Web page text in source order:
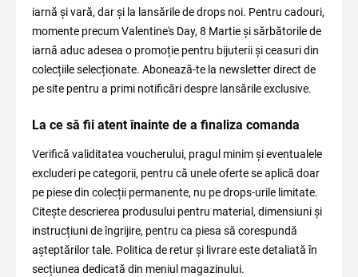
iarnă și vară, dar și la lansările de drops noi. Pentru cadouri,
momente precum Valentine's Day, 8 Martie și sărbătorile de
iarnă aduc adesea o promoție pentru bijuterii și ceasuri din
colecțiile selecționate. Abonează-te la newsletter direct de
pe site pentru a primi notificări despre lansările exclusive.
La ce să fii atent înainte de a finaliza comanda
Verifică validitatea voucherului, pragul minim și eventualele
excluderi pe categorii, pentru că unele oferte se aplică doar
pe piese din colecții permanente, nu pe drops-urile limitate.
Citește descrierea produsului pentru material, dimensiuni și
instrucțiuni de îngrijire, pentru ca piesa să corespundă
așteptărilor tale. Politica de retur și livrare este detaliată în
secțiunea dedicată din meniul magazinului.